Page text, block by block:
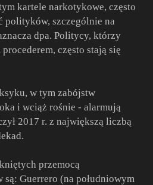
kartele narkotykowe, często
polityków, szczególnie na
dpa. Politycy, którzy
często stają się
w tym zabójstw
i wciąż rośnie - alarmują
2017 r. z największą liczbą
przemocą
są: Guerrero (na południowym